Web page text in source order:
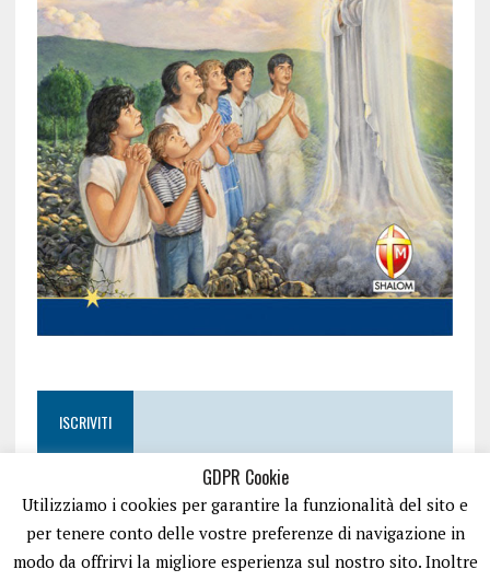
ISCRIVITI
GDPR Cookie
Utilizziamo i cookies per garantire la funzionalità del sito e
per tenere conto delle vostre preferenze di navigazione in
modo da offrirvi la migliore esperienza sul nostro sito. Inoltre